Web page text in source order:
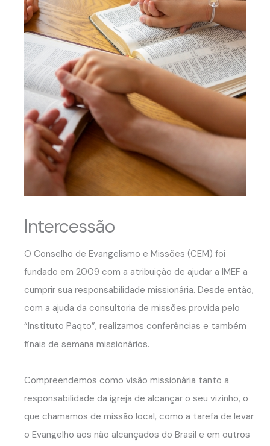
Intercessão
O Conselho de Evangelismo e Missões (CEM) foi
fundado em 2009 com a atribuição de ajudar a IMEF a
cumprir sua responsabilidade missionária. Desde então,
com a ajuda da consultoria de missões provida pelo
“Instituto Paqto”, realizamos conferências e também
finais de semana missionários.
Compreendemos como visão missionária tanto a
responsabilidade da igreja de alcançar o seu vizinho, o
que chamamos de missão local, como a tarefa de levar
o Evangelho aos não alcançados do Brasil e em outros